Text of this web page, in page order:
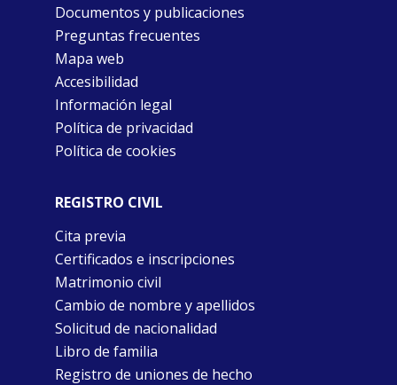
Documentos y publicaciones
Preguntas frecuentes
Mapa web
Accesibilidad
Información legal
Política de privacidad
Política de cookies
REGISTRO CIVIL
Cita previa
Certificados e inscripciones
Matrimonio civil
Cambio de nombre y apellidos
Solicitud de nacionalidad
Libro de familia
Registro de uniones de hecho